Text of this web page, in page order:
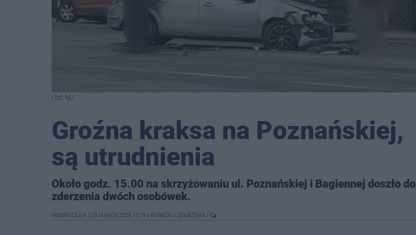
| fot. MJ
Groźna kraksa na Poznańskiej,
są utrudnienia
Około godz. 15.00 na skrzyżowaniu ul. Poznańskiej i Bagiennej doszło do
zderzenia dwóch osobówek.
INOWROCŁAW 23 MARCA 2026 15:19 WYPADKI I ZDARZENIA